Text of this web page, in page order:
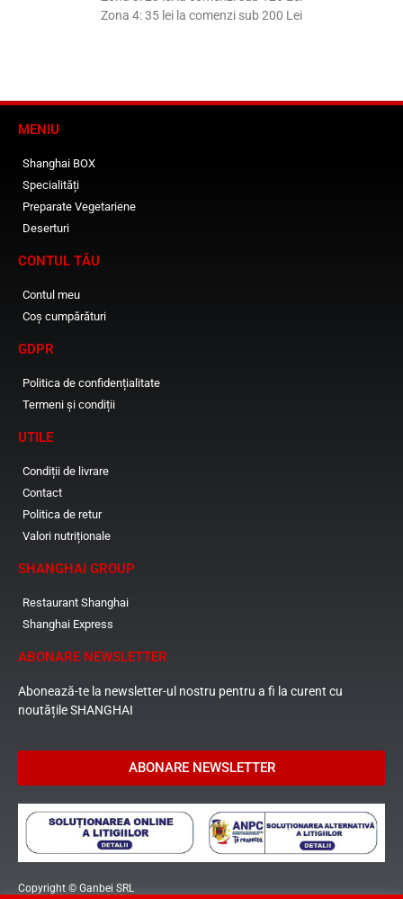
Zona 4: 35 lei la comenzi sub 200 Lei
MENIU
Shanghai BOX
Specialități
Preparate Vegetariene
Deserturi
CONTUL TĂU
Contul meu
Coș cumpărături
GDPR
Politica de confidențialitate
Termeni și condiții
UTILE
Condiții de livrare
Contact
Politica de retur
Valori nutriționale
SHANGHAI GROUP
Restaurant Shanghai
Shanghai Express
ABONARE NEWSLETTER
Abonează-te la newsletter-ul nostru pentru a fi la curent cu
noutățile SHANGHAI
ABONARE NEWSLETTER
Copyright © Ganbei SRL